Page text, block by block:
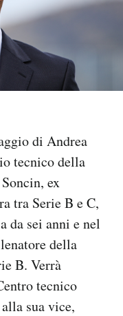
di Andrea
tecnico della
ex
tra Serie B e C,
da sei anni e nel
della
B. Verrà
tecnico
sua vice,